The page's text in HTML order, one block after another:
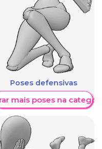
Poses defensivas
mais poses na